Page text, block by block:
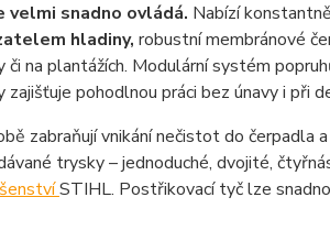
velmi snadno ovládá. Nabízí
hladiny, robustní membránové
či na plantážích. Modulární systém
zajišťuje pohodlnou práci bez únavy i při
zabraňují vnikání nečistot do čerpadla
trysky – jednoduché, dvojité,
STIHL. Postřikovací tyč lze